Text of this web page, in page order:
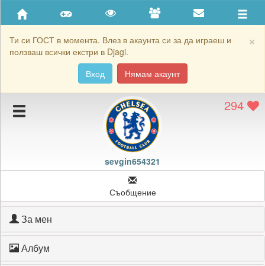
×
Ти си ГОСТ в момента. Влез в акаунта си за да играеш и
ползваш всички екстри в Djagi.
Вход
Нямам акаунт
Приятели
Хронология на игри
Подаръците на sevgin654321
Картичките на sevgin654321
Блокирай sevgin654321
294
sevgin654321
Съобщение
За мен
Албум